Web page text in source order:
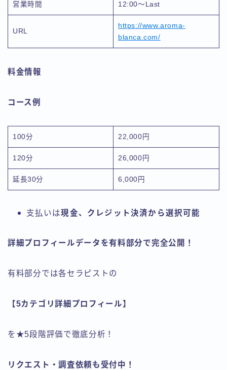
営業時間 12:00〜Last
URL
https://www.aroma-
blanca.com/
料金情報
コース例
100分 22,000円
120分 26,000円
延長30分 6,000円
支払いは現金、クレジット決済から選択可能
詳細プロフィールデータを有料部分で完全公開！
有料部分では各セラピストの
【5カテゴリ詳細プロフィール】
を★5段階評価で徹底分析！
リクエスト・調査依頼も受付中！